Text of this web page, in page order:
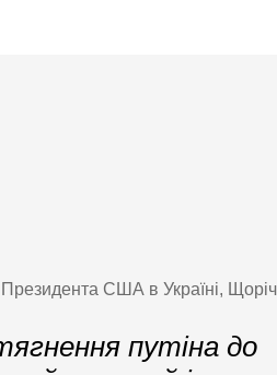
США в Україні,
путіна до